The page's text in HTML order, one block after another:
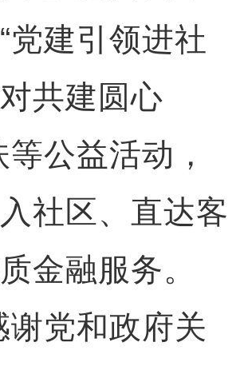
党建引领进社
共建圆心
等公益活动，
社区、直达客
金融服务。
党和政府关